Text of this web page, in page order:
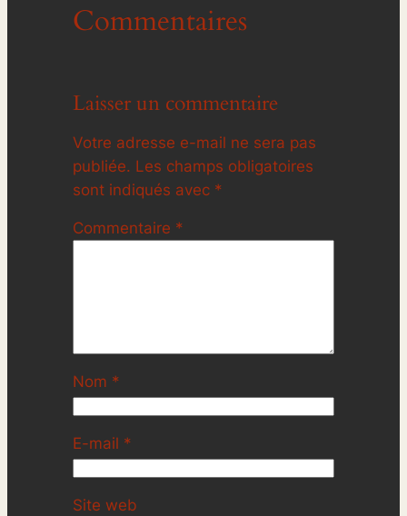
Commentaires
Laisser un commentaire
Votre adresse e-mail ne sera pas
publiée. Les champs obligatoires
sont indiqués avec *
Commentaire *
Nom *
E-mail *
Site web